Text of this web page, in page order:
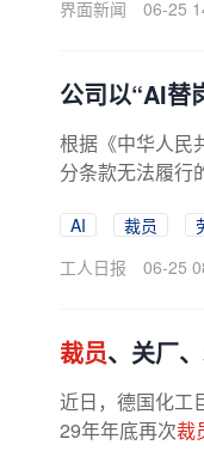
界面新闻
06-25
公司以“AI替
根据《中华人民
分条款无法履行
AI 裁员
工人日报
06-25
裁员、关厂
近日，德国化工
29年年底再次裁